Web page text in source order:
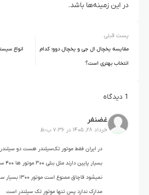
در این زمینه‌ها باشد.
پست قبلی
مقایسه یخچال ال جی و یخچال دوو؛ کدام
انتخاب بهتری است؟
انواع
1 دیدگاه
غضنفر
خرداد ۲۸, ۱۴۰۵ در ۷:۳۶ ب٫ظ
در ایران فقط موتور تک‌سیلندر هست دو
نمیشود قاچاق
مدارک ندارد پس تنها موتور تک سیلندر است